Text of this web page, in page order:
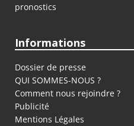
pronostics
Informations
Dossier de presse
QUI SOMMES-NOUS ?
Comment nous rejoindre ?
Publicité
Mentions Légales